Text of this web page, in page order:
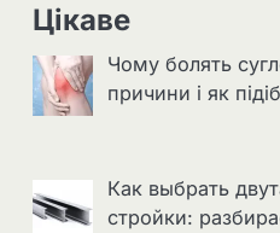
Цікаве
Чому болять
причини і як
Как выбрать
стройки: